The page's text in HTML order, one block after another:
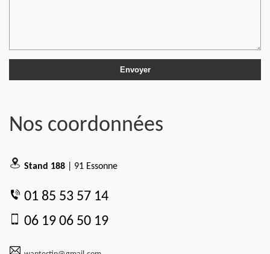
Nos coordonnées
Stand 188 | 91 Essonne
01 85 53 57 14
06 19 06 50 19